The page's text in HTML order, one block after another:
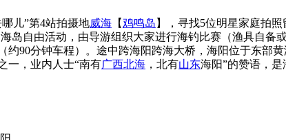
儿”第4站拍摄地威海 【 鸡鸣岛 】，寻找5位明星家庭拍
岛自由活动，由导游组织大家进行海钓比赛（渔具自
90分钟车程）。途中跨海阳跨海大桥，海阳位于东部黄
一，业内人士“南有广西北海 ，北有山东海阳”的赞语，是